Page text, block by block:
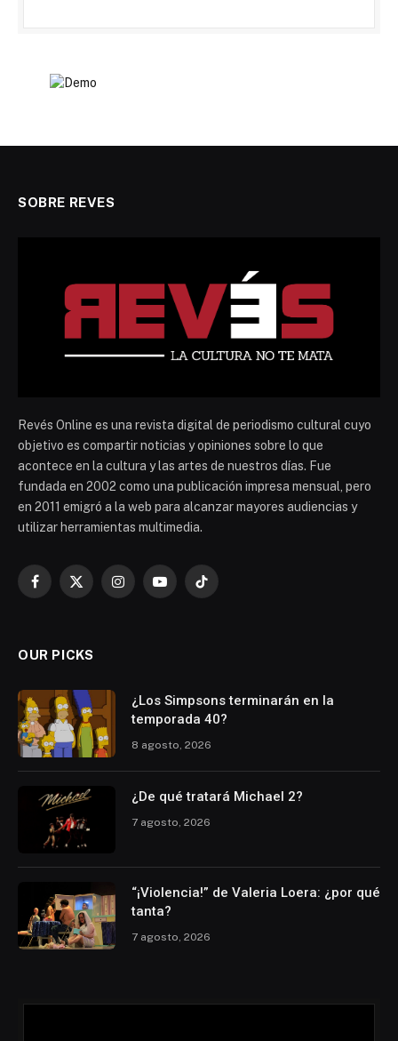
SOBRE REVES
Revés Online es una revista digital de periodismo cultural cuyo
objetivo es compartir noticias y opiniones sobre lo que
acontece en la cultura y las artes de nuestros días. Fue
fundada en 2002 como una publicación impresa mensual, pero
en 2011 emigró a la web para alcanzar mayores audiencias y
utilizar herramientas multimedia.
Facebook
X
InstagramYouTubeTikTok
OUR PICKS
¿Los Simpsons terminarán en la
temporada 40?
8 agosto, 2026
¿De qué tratará Michael 2?
7 agosto, 2026
“¡Violencia!” de Valeria Loera: ¿por qué
tanta?
7 agosto, 2026